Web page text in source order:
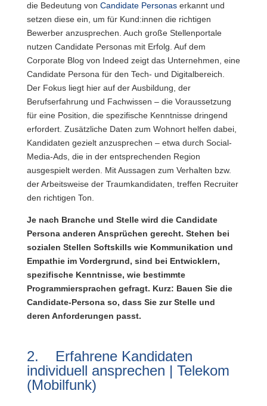
die Bedeutung von Candidate Personaserkannt und
setzen diese ein, um für Kund:innen die richtigen
Bewerber anzusprechen. Auch große Stellenportale
nutzen Candidate Personas mit Erfolg. Auf dem
Corporate Blog von Indeed zeigt das Unternehmen, eine
Candidate Persona für den Tech- und Digitalbereich.
Der Fokus liegt hier auf der Ausbildung, der
Berufserfahrung und Fachwissen – die Voraussetzung
für eine Position, die spezifische Kenntnisse dringend
erfordert. Zusätzliche Daten zum Wohnort helfen dabei,
Kandidaten gezielt anzusprechen – etwa durch Social-
Media-Ads, die in der entsprechenden Region
ausgespielt werden. Mit Aussagen zum Verhalten bzw.
der Arbeitsweise der Traumkandidaten, treffen Recruiter
den richtigen Ton.
Je nach Branche und Stelle wird die Candidate
Persona anderen Ansprüchen gerecht. Stehen bei
sozialen Stellen Softskills wie Kommunikation und
Empathie im Vordergrund, sind bei Entwicklern,
spezifische Kenntnisse, wie bestimmte
Programmiersprachen gefragt. Kurz: Bauen Sie die
Candidate-Persona so, dass Sie zur Stelle und
deren Anforderungen passt.
2. Erfahrene Kandidaten
individuell ansprechen | Telekom
(Mobilfunk)